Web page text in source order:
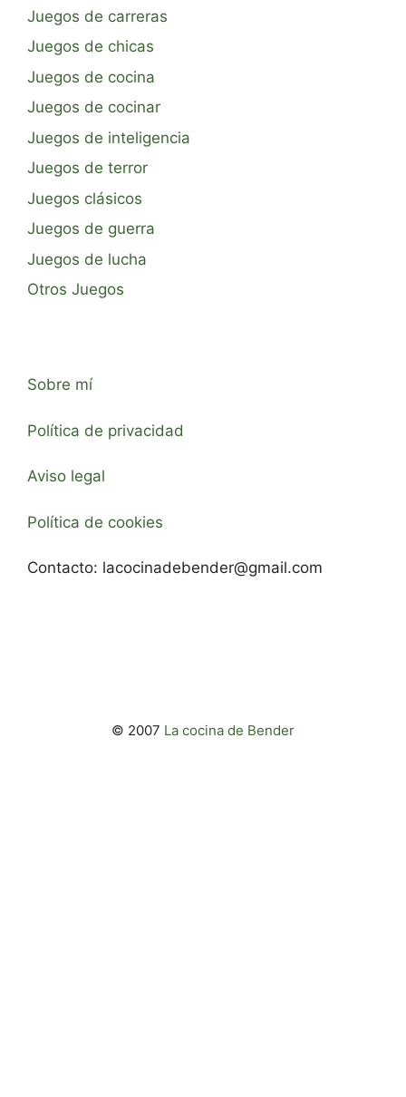
Juegos de carreras
Juegos de chicas
Juegos de cocina
Juegos de cocinar
Juegos de inteligencia
Juegos de terror
Juegos clásicos
Juegos de guerra
Juegos de lucha
Otros Juegos
Sobre mí
Política de privacidad
Aviso legal
Política de cookies
Contacto: lacocinadebender@gmail.com
© 2007 La cocina de Bender